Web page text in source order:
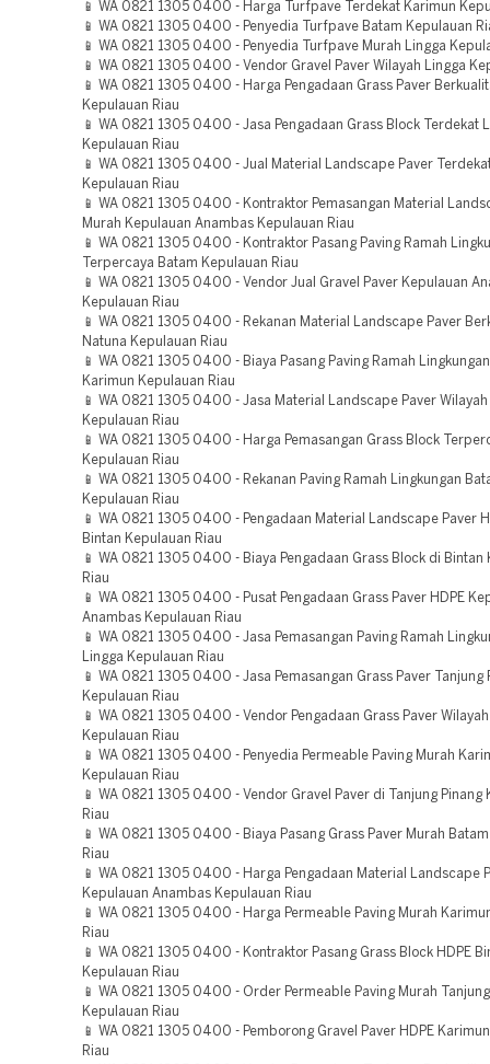
📱 WA 0821 1305 0400 - Harga Turfpave Terdekat Karimun
📱 WA 0821 1305 0400 - Penyedia Turfpave Batam Kepulauan
📱 WA 0821 1305 0400 - Penyedia Turfpave Murah Lingga
📱 WA 0821 1305 0400 - Vendor Gravel Paver Wilayah Lingga
📱 WA 0821 1305 0400 - Harga Pengadaan Grass Paver
Kepulauan Riau
📱 WA 0821 1305 0400 - Jasa Pengadaan Grass Block Terdekat
Kepulauan Riau
📱 WA 0821 1305 0400 - Jual Material Landscape Paver
Kepulauan Riau
📱 WA 0821 1305 0400 - Kontraktor Pemasangan Material
Murah Kepulauan Anambas Kepulauan Riau
📱 WA 0821 1305 0400 - Kontraktor Pasang Paving Ramah
Terpercaya Batam Kepulauan Riau
📱 WA 0821 1305 0400 - Vendor Jual Gravel Paver Kepulauan
Kepulauan Riau
📱 WA 0821 1305 0400 - Rekanan Material Landscape Paver
Natuna Kepulauan Riau
📱 WA 0821 1305 0400 - Biaya Pasang Paving Ramah
Karimun Kepulauan Riau
📱 WA 0821 1305 0400 - Jasa Material Landscape Paver Wilayah
Kepulauan Riau
📱 WA 0821 1305 0400 - Harga Pemasangan Grass Block
Kepulauan Riau
📱 WA 0821 1305 0400 - Rekanan Paving Ramah Lingkungan
Kepulauan Riau
📱 WA 0821 1305 0400 - Pengadaan Material Landscape Paver
Bintan Kepulauan Riau
📱 WA 0821 1305 0400 - Biaya Pengadaan Grass Block di Bintan
Riau
📱 WA 0821 1305 0400 - Pusat Pengadaan Grass Paver HDPE
Anambas Kepulauan Riau
📱 WA 0821 1305 0400 - Jasa Pemasangan Paving Ramah
Lingga Kepulauan Riau
📱 WA 0821 1305 0400 - Jasa Pemasangan Grass Paver Tanjung
Kepulauan Riau
📱 WA 0821 1305 0400 - Vendor Pengadaan Grass Paver
Kepulauan Riau
📱 WA 0821 1305 0400 - Penyedia Permeable Paving Murah
Kepulauan Riau
📱 WA 0821 1305 0400 - Vendor Gravel Paver di Tanjung Pinang
Riau
📱 WA 0821 1305 0400 - Biaya Pasang Grass Paver Murah
Riau
📱 WA 0821 1305 0400 - Harga Pengadaan Material Landscape
Kepulauan Anambas Kepulauan Riau
📱 WA 0821 1305 0400 - Harga Permeable Paving Murah
Riau
📱 WA 0821 1305 0400 - Kontraktor Pasang Grass Block HDPE
Kepulauan Riau
📱 WA 0821 1305 0400 - Order Permeable Paving Murah
Kepulauan Riau
📱 WA 0821 1305 0400 - Pemborong Gravel Paver HDPE
Riau